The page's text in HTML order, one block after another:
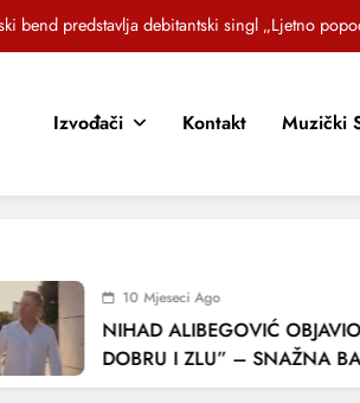
bend predstavlja debitantski singl „Ljetno
PJESMU POZVALI MALIŠANE NA DOBRE
PJESMU POZVALI MALIŠANE NA DOBRE
Izvođači Kontakt Muzički
10 Mjeseci Ago
NIHAD ALIBEGOVIĆ
DOBRU I ZLU” – SNAŽNA
LJUBAVI I VREMENU KOJE